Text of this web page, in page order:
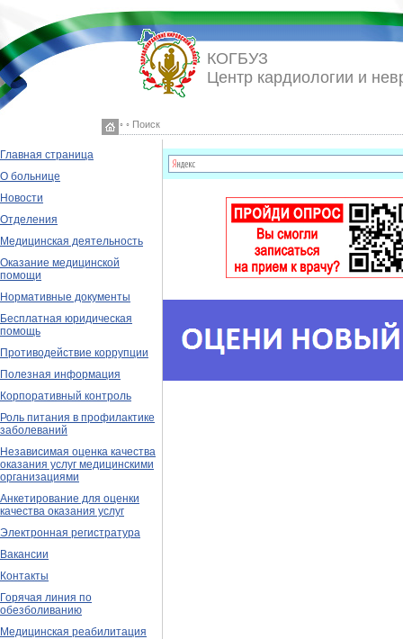
◦ ◦ Поиск
КОГБУЗ
Центр кардиологии и
Главная страница
О больнице
Новости
Отделения
Медицинская деятельность
Оказание медицинской
помощи
Нормативные документы
Бесплатная юридическая
помощь
Противодействие коррупции
Полезная информация
Корпоративный контроль
Роль питания в профилактике
заболеваний
Независимая оценка качества
оказания услуг медицинскими
организациями
Анкетирование для оценки
качества оказания услуг
Электронная регистратура
Вакансии
Контакты
Горячая линия по
обезболиванию
Медицинская реабилитация